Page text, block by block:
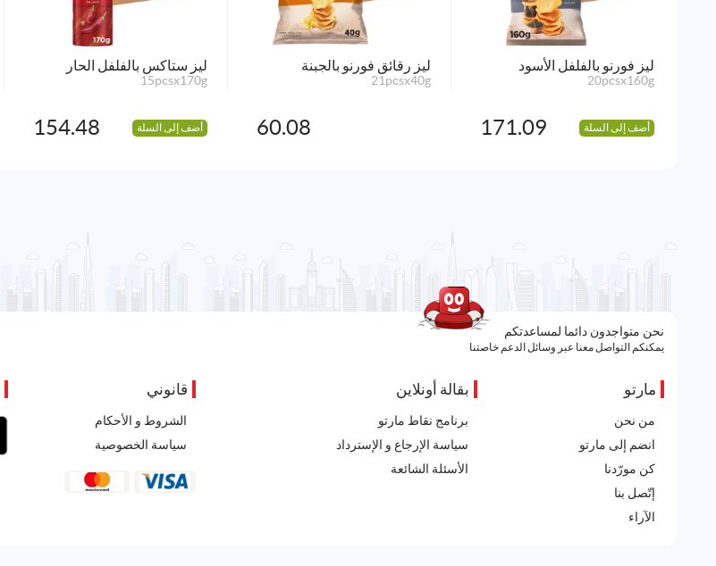
ليز فورنو بالفلفل الأسود
20pcsx160g
أضف إلى السلة 171.09
ليز رقائق فورنو بالجبنة
21pcsx40g
60.08
ليز ستاكس بالفلفل الحار
15pcsx170g
أضف إلى السلة 154.48
نحن متواجدون دائما لمساعدتكم
يمكنكم التواصل معنا عبر وسائل الدعم خاصتنا
مارتو
من نحن
انضم إلى مارتو
كن مورّدنا
إتّصل بنا
الآراء
بقالة أونلاين
برنامج نقاط مارتو
سياسة الإرجاع و الإسترداد
الأسئلة الشائعة
قانوني
الشروط و الأحكام
سياسة الخصوصية